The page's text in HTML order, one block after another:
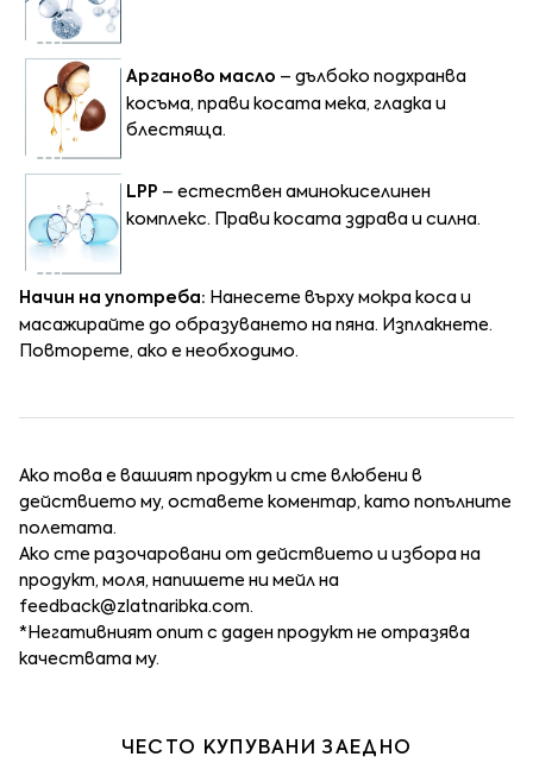
Арганово масло – дълбоко подхранва
косъма, прави косата мека, гладка и
блестяща.
LPP – естествен аминокиселинен
комплекс. Прави косата здрава и силна.
Начин на употреба: Нанесете върху мокра коса и
масажирайте до образуването на пяна. Изплакнете.
Повторете, ако е необходимо.
Ако това е вашият продукт и сте влюбени в
действието му, оставете коментар, като попълните
полетата.
Ако сте разочаровани от действието и избора на
продукт, моля, напишете ни мейл на
feedback@zlatnaribka.com.
*Негативният опит с даден продукт не отразява
качествата му.
ЧЕСТО КУПУВАНИ ЗАЕДНО